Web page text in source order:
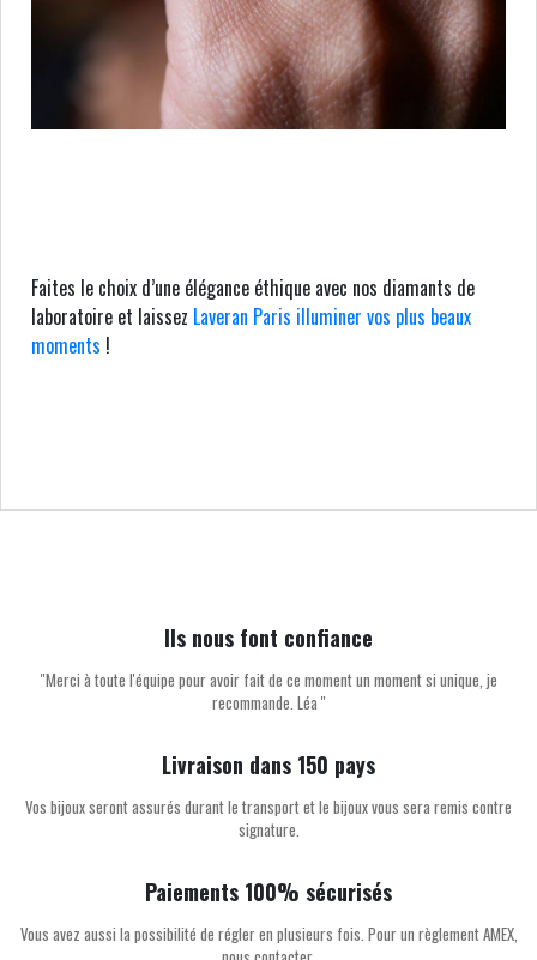
Faites le choix d’une élégance éthique avec nos diamants de
laboratoire et laissez Laveran Paris illuminer vos plus beaux
moments !
Ils nous font confiance
''Merci à toute l'équipe pour avoir fait de ce moment un moment si unique, je
recommande. Léa ''
Livraison dans 150 pays
Vos bijoux seront assurés durant le transport et le bijoux vous sera remis contre
signature.
Paiements 100% sécurisés
Vous avez aussi la possibilité de régler en plusieurs fois. Pour un règlement AMEX,